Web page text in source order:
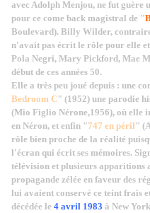
avec Adolph Menjou, ne fut guère
pour ce come back magistral de "
Boulevard). Billy Wilder,
n'avait pas écrit le rôle pour elle
Pola Negri, Mary Pickford, Mae
début de ces années 50.
Elle a très peu joué depuis : une
Bedroom C" (1952) une parodie
(Mio Figlio Nérone,1956), où elle
en Néron, et enfin "747 en péril"
rôle bien proche de la réalité
l'écran qui écrit ses mémoires.
télévision et plusieurs apparitions
propagande zélée en faveur des
lui avaient conservé ce teint frais
décédée le 4 avril 1983 à New